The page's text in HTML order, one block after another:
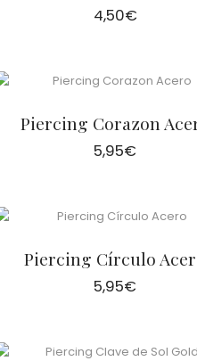
4,50€
Piercing Corazon
5,95€
Piercing Círculo
5,95€